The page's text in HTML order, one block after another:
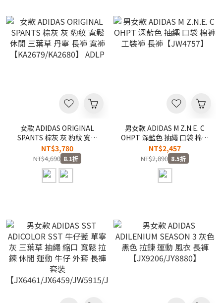
女款 ADIDAS ORIGINAL
SPANTS 棕灰 灰 豹紋 寬鬆
休閒 三葉草 丹寧 長褲 寬褲
【KA2679/KA2680】 ADLP
NT$3,780
NT$4,690 8.1折
男女款 ADIDAS M Z.N.E. C
OHPT 深藍色 抽繩 口袋 棉褲
工裝褲 長褲【JW4757】
NT$2,457
NT$2,890 8.5折